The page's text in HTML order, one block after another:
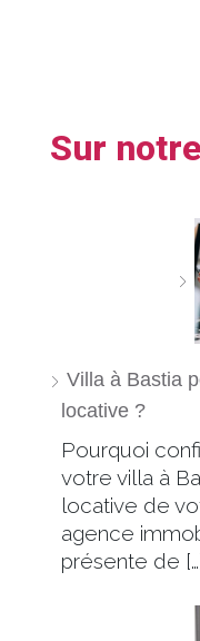
Sur
Villa à Bastia
locative ?
Pourquoi
votre villa à
locative de
agence
présente de